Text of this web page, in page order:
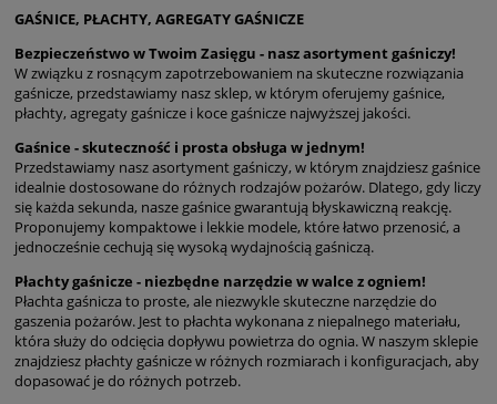
GAŚNICE, PŁACHTY, AGREGATY GAŚNICZE
Bezpieczeństwo w Twoim Zasięgu - nasz asortyment gaśniczy!
W związku z rosnącym zapotrzebowaniem na skuteczne rozwiązania
gaśnicze, przedstawiamy nasz sklep, w którym oferujemy gaśnice,
płachty, agregaty gaśnicze i koce gaśnicze najwyższej jakości.
Gaśnice - skuteczność i prosta obsługa w jednym!
Przedstawiamy nasz asortyment gaśniczy, w którym znajdziesz gaśnice
idealnie dostosowane do różnych rodzajów pożarów. Dlatego, gdy liczy
się każda sekunda, nasze gaśnice gwarantują błyskawiczną reakcję.
Proponujemy kompaktowe i lekkie modele, które łatwo przenosić, a
jednocześnie cechują się wysoką wydajnością gaśniczą.
Płachty gaśnicze - niezbędne narzędzie w walce z ogniem!
Płachta gaśnicza to proste, ale niezwykle skuteczne narzędzie do
gaszenia pożarów. Jest to płachta wykonana z niepalnego materiału,
która służy do odcięcia dopływu powietrza do ognia. W naszym sklepie
znajdziesz płachty gaśnicze w różnych rozmiarach i konfiguracjach, aby
dopasować je do różnych potrzeb.